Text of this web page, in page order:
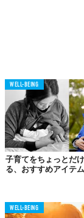
こ
WELL-BEING
子育てをちょっとだ
る、おすすめアイテム
WELL-BEING